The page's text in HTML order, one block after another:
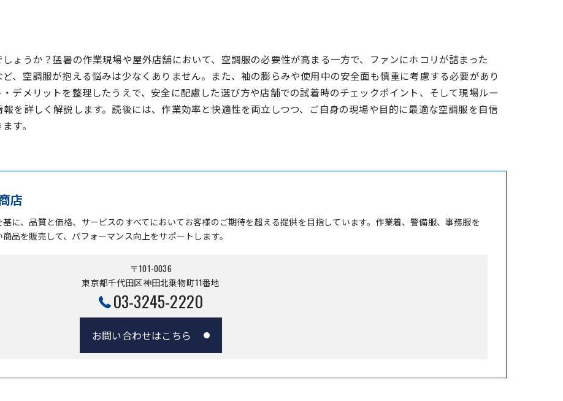
ょうか？猛暑の作業現場や屋外店舗において、空調服の必要性が高まる一方で、ファンにホコリが詰まった
、空調服が抱える悩みは少なくありません。また、袖の膨らみや使用中の安全面も慎重に考慮する必要があり
デメリットを整理したうえで、安全に配慮した選び方や店舗での試着時のチェックポイント、そして現場ルー
を詳しく解説します。読後には、作業効率と快適性を両立しつつ、ご自身の現場や目的に最適な空調服を自信
す。
店
に、品質と価格、サービスのすべてにおいてお客様のご期待を超える提供を目指しています。作業着、警備服、事務服を
品を販売して、パフォーマンス向上をサポートします。
〒101-0036
東京都千代田区神田北乗物町11番地
03-3245-2220
お問い合わせはこちら